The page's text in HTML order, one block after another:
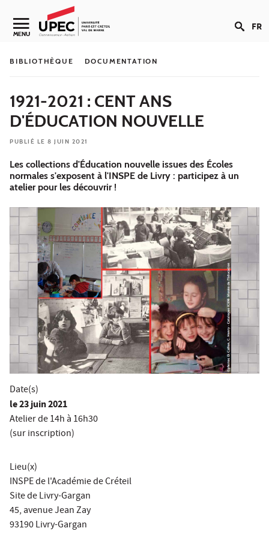
Aller au contenu
Navigation secondaire
MENU FR
BIBLIOTHÈQUE DOCUMENTATION
1921-2021 : CENT ANS
D'ÉDUCATION NOUVELLE
PUBLIÉ LE 8 JUIN 2021
Les collections d'Éducation nouvelle issues des Écoles
normales s'exposent à l'INSPE de Livry : participez à un
atelier pour les découvrir !
Date(s)
le23 juin 2021
Atelier de 14h à 16h30
(sur inscription)
Lieu(x)
INSPE de l'Académie de Créteil
Site de Livry-Gargan
45, avenue Jean Zay
93190 Livry-Gargan